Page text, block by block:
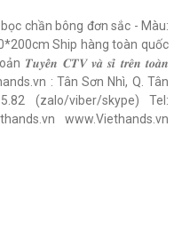
chần bông đơn sắc - Màu:
Ship hàng toàn quốc
𝑻𝒖𝒚𝒆̂̉𝒏 𝑪𝑻𝑽 𝒗𝒂̀ 𝒔𝒊̉ 𝒕𝒓𝒆̂𝒏 𝒕𝒐𝒂̀𝒏
: Tân Sơn Nhì, Q. Tân
(zalo/viber/skype) Tel:
www.Viethands.vn